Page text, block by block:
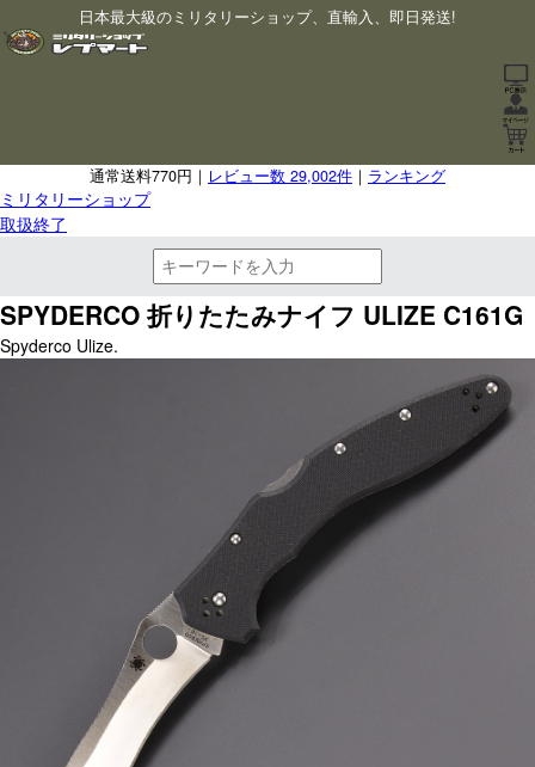
日本最大級のミリタリーショップ、直輸入、即日発送!
通常送料770円｜ レビュー数 29,002件 ｜ ランキング
ミリタリーショップ
取扱終了
SPYDERCO 折りたたみナイフ ULIZE C161G
Spyderco Ulize.